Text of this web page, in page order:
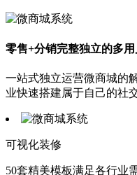
零售+分销完整独立的多
一站式独立运营微商城的
业快速搭建属于自己的社
可视化装修
50套精美模板满足各行业